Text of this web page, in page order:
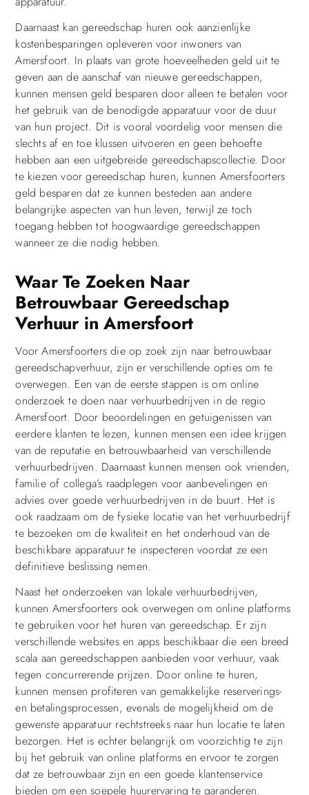
Daarnaast kan gereedschap huren ook aanzienlijke
kostenbesparingen opleveren voor inwoners van
Amersfoort. In plaats van grote hoeveelheden geld uit te
geven aan de aanschaf van nieuwe gereedschappen,
kunnen mensen geld besparen door alleen te betalen voor
het gebruik van de benodigde apparatuur voor de duur
van hun project. Dit is vooral voordelig voor mensen die
slechts af en toe klussen uitvoeren en geen behoefte
hebben aan een uitgebreide gereedschapscollectie. Door
te kiezen voor gereedschap huren, kunnen Amersfoorters
geld besparen dat ze kunnen besteden aan andere
belangrijke aspecten van hun leven, terwijl ze toch
toegang hebben tot hoogwaardige gereedschappen
wanneer ze die nodig hebben.
Waar Te Zoeken Naar
Betrouwbaar Gereedschap
Verhuur in Amersfoort
Voor Amersfoorters die op zoek zijn naar betrouwbaar
gereedschapverhuur, zijn er verschillende opties om te
overwegen. Een van de eerste stappen is om online
onderzoek te doen naar verhuurbedrijven in de regio
Amersfoort. Door beoordelingen en getuigenissen van
eerdere klanten te lezen, kunnen mensen een idee krijgen
van de reputatie en betrouwbaarheid van verschillende
verhuurbedrijven. Daarnaast kunnen mensen ook vrienden,
familie of collega’s raadplegen voor aanbevelingen en
advies over goede verhuurbedrijven in de buurt. Het is
ook raadzaam om de fysieke locatie van het verhuurbedrijf
te bezoeken om de kwaliteit en het onderhoud van de
beschikbare apparatuur te inspecteren voordat ze een
definitieve beslissing nemen.
Naast het onderzoeken van lokale verhuurbedrijven,
kunnen Amersfoorters ook overwegen om online platforms
te gebruiken voor het huren van gereedschap. Er zijn
verschillende websites en apps beschikbaar die een breed
scala aan gereedschappen aanbieden voor verhuur, vaak
tegen concurrerende prijzen. Door online te huren,
kunnen mensen profiteren van gemakkelijke reserverings-
en betalingsprocessen, evenals de mogelijkheid om de
gewenste apparatuur rechtstreeks naar hun locatie te laten
bezorgen. Het is echter belangrijk om voorzichtig te zijn
bij het gebruik van online platforms en ervoor te zorgen
dat ze betrouwbaar zijn en een goede klantenservice
bieden om een soepele huurervaring te garanderen.